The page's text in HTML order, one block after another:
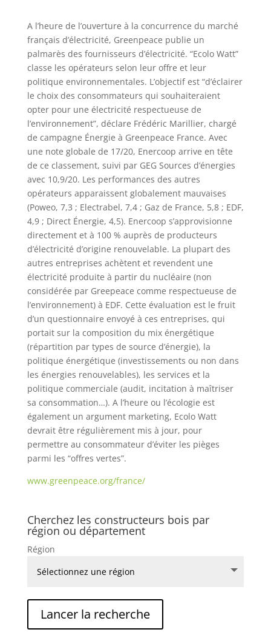
A l’heure de l’ouverture à la concurrence du marché
français d’électricité, Greenpeace publie un
palmarès des fournisseurs d’électricité. “Ecolo Watt”
classe les opérateurs selon leur offre et leur
politique environnementales. L’objectif est “d’éclairer
le choix des consommateurs qui souhaiteraient
opter pour une électricité respectueuse de
l’environnement”, déclare Frédéric Marillier, chargé
de campagne Énergie à Greenpeace France. Avec
une note globale de 17/20, Enercoop arrive en tête
de ce classement, suivi par GEG Sources d’énergies
avec 10,9/20. Les performances des autres
opérateurs apparaissent globalement mauvaises
(Poweo, 7,3 ; Electrabel, 7,4 ; Gaz de France, 5,8 ; EDF,
4,9 ; Direct Énergie, 4,5). Enercoop s’approvisionne
directement et à 100 % auprès de producteurs
d’électricité d’origine renouvelable. La plupart des
autres entreprises achètent et revendent une
électricité produite à partir du nucléaire (non
considérée par Greepeace comme respectueuse de
l’environnement) à EDF. Cette évaluation est le fruit
d’un questionnaire envoyé à ces entreprises, qui
portait sur la composition du mix énergétique
(répartition par types de source d’énergie), la
politique énergétique (investissements ou non dans
les énergies renouvelables), les services et la
politique commerciale (audit, incitation à maîtriser
sa consommation…). A l’heure ou l’écologie est
également un argument marketing, Ecolo Watt
devrait être régulièrement mis à jour, pour
permettre au consommateur d’éviter les pièges
parmi les “offres vertes”.
www.greenpeace.org/france/
Cherchez les constructeurs bois par
région ou département
Région